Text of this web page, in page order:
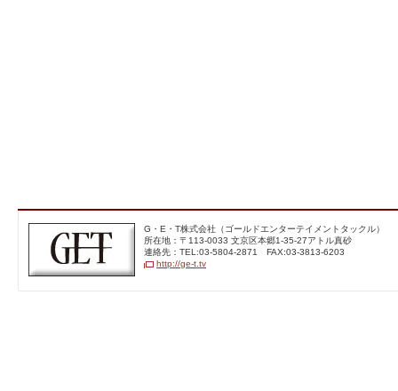
G・E・T株式会社（ゴー
ルドエンターテイメントテ
レビジョン）
G・E・T株式会社（ゴールドエンターテイメントタックル）
所在地：〒113‐0033 文京区本郷1-35-27アトル真砂
連絡先：TEL:03-5804-2871 FAX:03-3813-6203
http://ge-t.tv